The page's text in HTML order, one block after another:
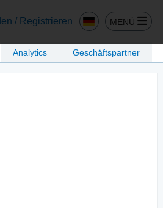
/ Registrieren MENÜ
Analytics Geschäftspartner